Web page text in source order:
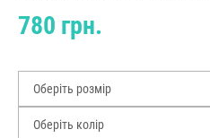
780 грн.
Оберіть розмір
Оберіть колір